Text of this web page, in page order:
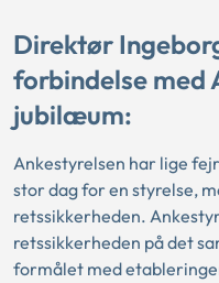
Direktør
forbindelse med
jubilæum:
Ankestyrelsen har lige
stor dag for en styrelse,
retssikkerheden.
retssikkerheden på det
formålet med